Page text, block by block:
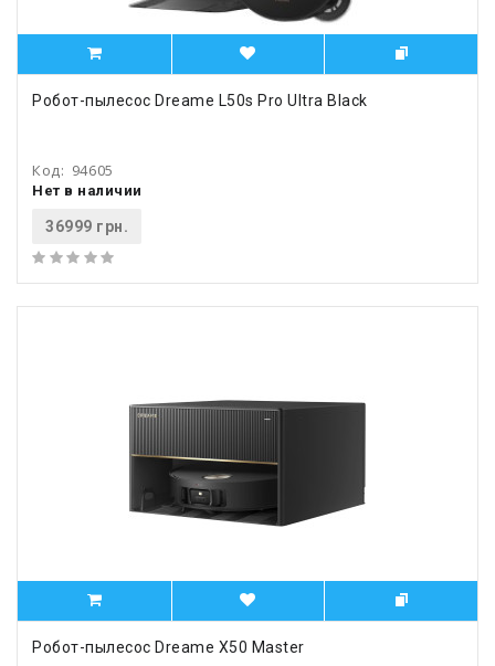
Робот-пылесос Dreame L50s Pro Ultra Black
Код: 94605
Нет в наличии
36999 грн.
Робот-пылесос Dreame X50 Master